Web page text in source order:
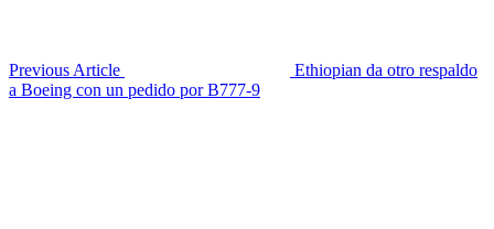
Previous Article
Ethiopian da otro respaldo
a Boeing con un pedido por B777-9